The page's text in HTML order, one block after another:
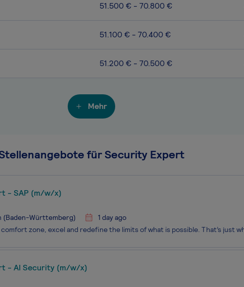
51.500 € - 70.800 €
51.100 € - 70.400 €
51.200 € - 70.500 €
Mehr
für Security Expert
- SAP (m/w/x)
(Baden-Württemberg)
1 day ago
- AI Security (m/w/x)